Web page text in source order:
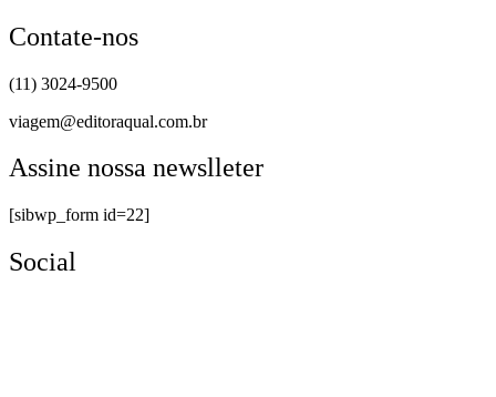
Contate-nos
(11) 3024-9500
viagem@editoraqual.com.br
Assine nossa newslleter
[sibwp_form id=22]
Social